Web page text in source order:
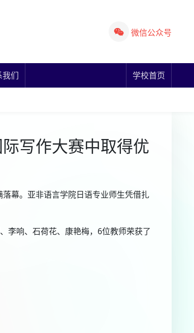
微信公众号
我们 学校首页
写作大赛中取得优
幕。亚非语言学院日语专业师生凭借扎
李响、石荷花、康艳梅，6位教师荣获了